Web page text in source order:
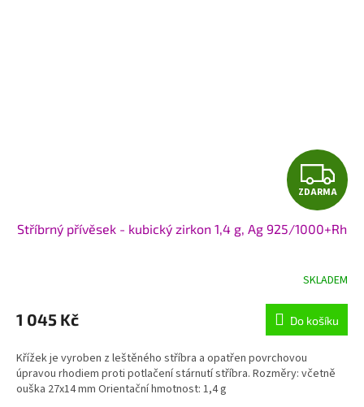
Z
D
A
R
M
A
ZDARMA
Stříbrný přívěsek - kubický zirkon 1,4 g, Ag 925/1000+Rh
SKLADEM
1 045 Kč Do košíku
Křížek je vyroben z leštěného stříbra a opatřen povrchovou
úpravou rhodiem proti potlačení stárnutí stříbra. Rozměry: včetně
ouška 27x14 mm Orientační hmotnost: 1,4 g